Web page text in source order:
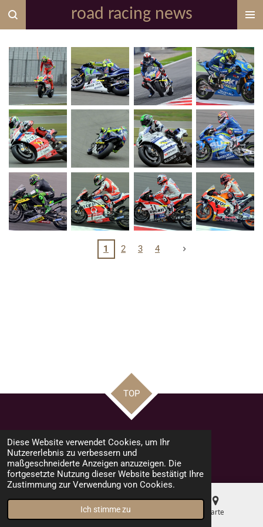
Diese Website verwendet Cookies, um Ihr
Nutzererlebnis zu verbessern und
maßgeschneiderte Anzeigen anzuzeigen. Die
fortgesetzte Nutzung dieser Website bestätigt Ihre
Zustimmung zur Verwendung von Cookies.
Ich stimme zu
Zum
Hauptinhalt
road racing news
1 2 3 4
TOP
© 2023 - 2026 road racing news by Mario
Mit Unterstützung von Webador
Telefon Karte